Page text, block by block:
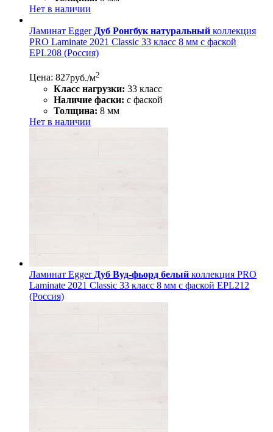
Нет в наличии
Ламинат Egger Дуб Ронгбук натуральный коллекция
PRO Laminate 2021 Classic 33 класс 8 мм с фаской
EPL208 (Россия)
Цена: 827руб./м2
Класс нагрузки: 33 класс
Наличие фаски: с фаской
Толщина: 8 мм
Нет в наличии
Ламинат Egger Дуб Вуд-фьорд белый коллекция PRO
Laminate 2021 Classic 33 класс 8 мм с фаской EPL212
(Россия)